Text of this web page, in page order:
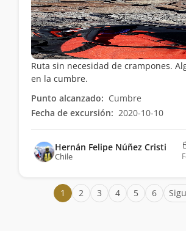
Ruta sin necesidad de crampones.
en la cumbre.
Punto alcanzado: Cumbre
Fecha de excursión: 2020-10-10
Hernán Felipe Núñez Cristi
Chile
1 2 3 4 5 6